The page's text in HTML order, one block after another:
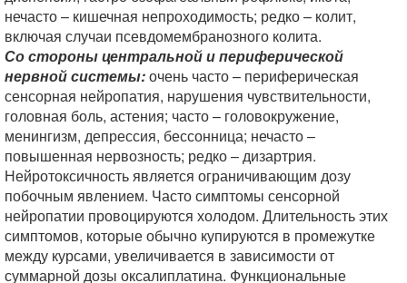
нечасто – кишечная непроходимость; редко – колит,
включая случаи псевдомембранозного колита.
Со стороны центральной и периферической
нервной системы:очень часто – периферическая
сенсорная нейропатия, нарушения чувствительности,
головная боль, астения; часто – головокружение,
менингизм, депрессия, бессонница; нечасто –
повышенная нервозность; редко – дизартрия.
Нейротоксичность является ограничивающим дозу
побочным явлением. Часто симптомы сенсорной
нейропатии провоцируются холодом. Длительность этих
симптомов, которые обычно купируются в промежутке
между курсами, увеличивается в зависимости от
суммарной дозы оксалиплатина. Функциональные